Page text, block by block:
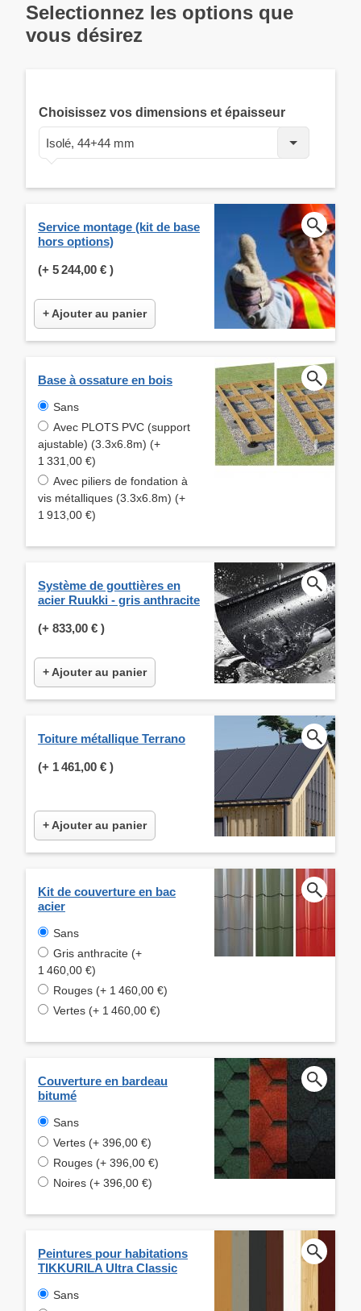
Selectionnez les options que
vous désirez
Choisissez vos dimensions et épaisseur
Isolé, 44+44 mm
Service montage (kit de base
hors options)
(+ 5 244,00 € )
+ Ajouter au panier
Base à ossature en bois
Sans
Avec PLOTS PVC (support
ajustable) (3.3x6.8m) (+
1 331,00 €)
Avec piliers de fondation à
vis métalliques (3.3x6.8m) (+
1 913,00 €)
Système de gouttières en
acier Ruukki - gris anthracite
(+ 833,00 € )
+ Ajouter au panier
Toiture métallique Terrano
(+ 1 461,00 € )
+ Ajouter au panier
Kit de couverture en bac
acier
Sans
Gris anthracite (+
1 460,00 €)
Rouges (+ 1 460,00 €)
Vertes (+ 1 460,00 €)
Couverture en bardeau
bitumé
Sans
Vertes (+ 396,00 €)
Rouges (+ 396,00 €)
Noires (+ 396,00 €)
Peintures pour habitations
TIKKURILA Ultra Classic
Sans